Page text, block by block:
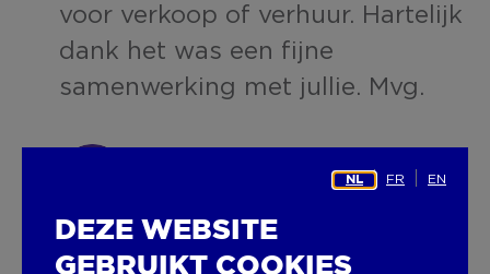
voor verkoop of verhuur. Hartelijk
dank het was een fijne
samenwerking met jullie. Mvg.
4.1 sterren 366 reviews op
NL FR EN
DEZE WEBSITE
GEBRUIKT COOKIES